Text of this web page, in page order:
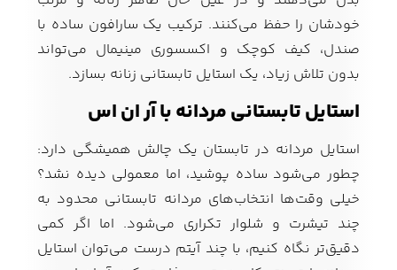
خودشان را حفظ می‌کنند. ترکیب یک سارافون ساده با
صندل، کیف کوچک و اکسسوری مینیمال می‌تواند
بدون تلاش زیاد، یک استایل تابستانی زنانه بسازد.
استایل تابستانی مردانه با آر ان اس
استایل مردانه در تابستان یک چالش همیشگی دارد:
چطور می‌شود ساده پوشید، اما معمولی دیده نشد؟
خیلی وقت‌ها انتخاب‌های مردانه تابستانی محدود به
چند تیشرت و شلوار تکراری می‌شود. اما اگر کمی
دقیق‌تر نگاه کنیم، با چند آیتم درست می‌توان استایل